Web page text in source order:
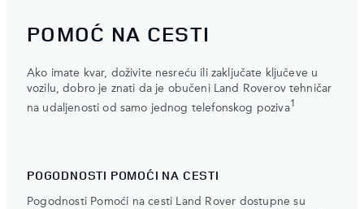
POMOĆ NA CESTI
Ako imate kvar, doživite nesreću ili zaključate ključeve u
vozilu, dobro je znati da je obučeni Land Roverov tehničar
na udaljenosti od samo jednog telefonskog poziva1
POGODNOSTI POMOĆI NA CESTI
Pogodnosti Pomoći na cesti Land Rover dostupne su